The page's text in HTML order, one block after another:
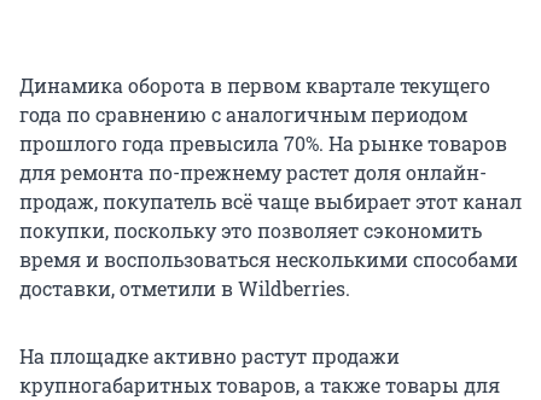
Динамика оборота в первом квартале текущего
года по сравнению с аналогичным периодом
прошлого года превысила 70%. На рынке товаров
для ремонта по-прежнему растет доля онлайн-
продаж, покупатель всё чаще выбирает этот канал
покупки, поскольку это позволяет сэкономить
время и воспользоваться несколькими способами
доставки, отметили в Wildberries.
На площадке активно растут продажи
крупногабаритных товаров, а также товары для